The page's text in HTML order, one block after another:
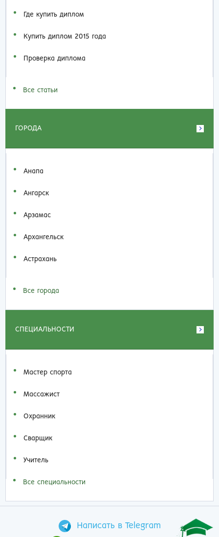
Где купить диплом
Купить диплом 2015 года
Проверка диплома
Все статьи
ГОРОДА
Анапа
Ангарск
Арзамас
Архангельск
Астрахань
Все города
СПЕЦИАЛЬНОСТИ
Мастер спорта
Массажист
Охранник
Сварщик
Учитель
Все специальности
Написать в Telegram